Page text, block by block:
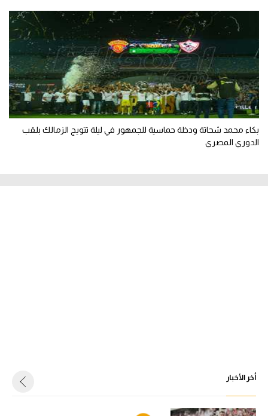
بكاء محمد شحاتة ودخلة حماسية للجمهور في ليلة تتويج الزمالك بلقب
الدوري المصري
أخر الأخبار